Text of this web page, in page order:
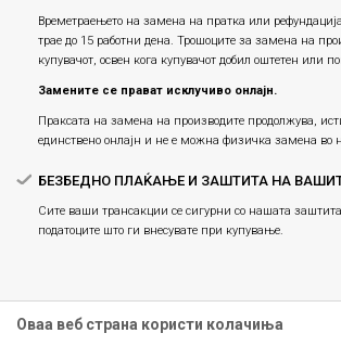
Времетраењето на замена на пратка или
трае до 15 работни дена. Трошоците за замена на
купувачот, освен кога купувачот добил оштетен или
Замените се прават исклучиво онлајн.
Праксата на замена на производите продолжува,
единствено онлајн и не е можна физичка замена во
БЕЗБЕДНО ПЛАЌАЊЕ И ЗАШТИТА НА
Сите ваши трансакции се сигурни со нашата
податоците што ги внесувате при купување.
Оваа веб страна користи колачиња